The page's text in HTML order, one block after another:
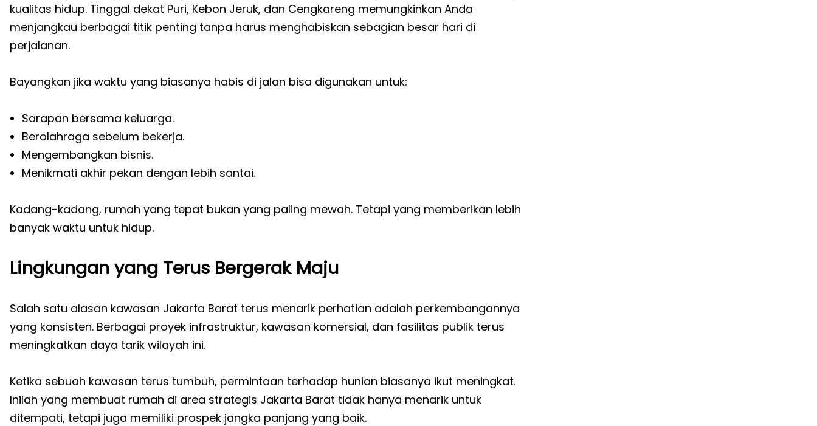
kualitas hidup. Tinggal dekat Puri, Kebon Jeruk, dan Cengkareng memungkinkan Anda
menjangkau berbagai titik penting tanpa harus menghabiskan sebagian besar hari di
perjalanan.
Bayangkan jika waktu yang biasanya habis di jalan bisa digunakan untuk:
Sarapan bersama keluarga.
Berolahraga sebelum bekerja.
Mengembangkan bisnis.
Menikmati akhir pekan dengan lebih santai.
Kadang-kadang, rumah yang tepat bukan yang paling mewah. Tetapi yang memberikan lebih
banyak waktu untuk hidup.
Lingkungan yang Terus Bergerak Maju
Salah satu alasan kawasan Jakarta Barat terus menarik perhatian adalah perkembangannya
yang konsisten. Berbagai proyek infrastruktur, kawasan komersial, dan fasilitas publik terus
meningkatkan daya tarik wilayah ini.
Ketika sebuah kawasan terus tumbuh, permintaan terhadap hunian biasanya ikut meningkat.
Inilah yang membuat rumah di area strategis Jakarta Barat tidak hanya menarik untuk
ditempati, tetapi juga memiliki prospek jangka panjang yang baik.